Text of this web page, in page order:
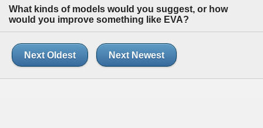
What kinds of models would you suggest, or how
would you improve something like EVA?
Next Oldest Next Newest